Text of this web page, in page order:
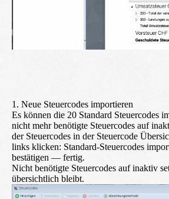
1. Neue Steuercodes importieren
Es können die 20 Standard Steuercodes
nicht mehr benötigte Steuercodes auf
der Steuercodes in der Steuercode
links klicken: Standard-Steuercodes
bestätigen — fertig.
Nicht benötigte Steuercodes auf inaktiv
übersichtlich bleibt.